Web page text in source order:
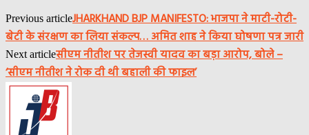
Previous articleJHARKHAND BJP MANIFESTO: भाजपा ने माटी-रोटी-
बेटी के संरक्षण का लिया संकल्प… अमित शाह ने किया घोषणा पत्र जारी
Next articleसीएम नीतीश पर तेजस्वी यादव का बड़ा आरोप, बोले –
‘सीएम नीतीश ने रोक दी थी बहाली की फाइल’